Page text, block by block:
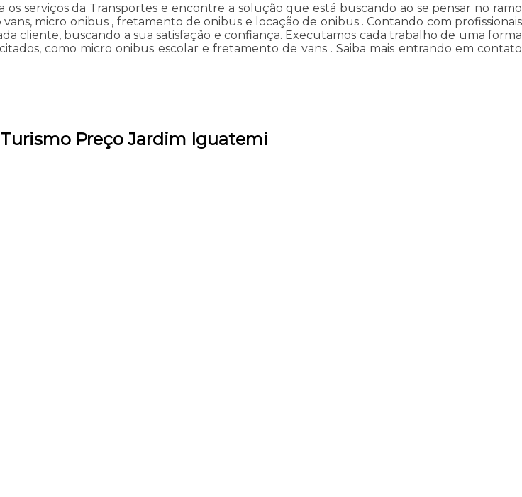
serviços da Transportes e encontre a solução que está buscando ao se pensar no ramo
micro onibus , fretamento de onibus e locação de onibus . Contando com profissionais
cliente, buscando a sua satisfação e confiança. Executamos cada trabalho de uma forma
como micro onibus escolar e fretamento de vans . Saiba mais entrando em contato
Preço Jardim Iguatemi